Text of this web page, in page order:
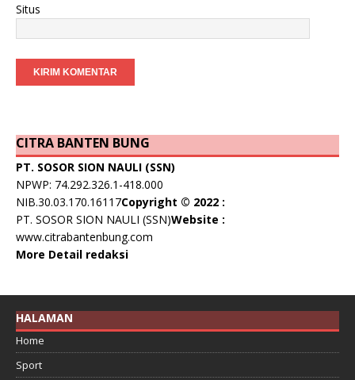
Situs
CITRA BANTEN BUNG
PT. SOSOR SION NAULI (SSN)
NPWP: 74.292.326.1-418.000
NIB.30.03.170.16117Copyright © 2022 :
PT. SOSOR SION NAULI (SSN)Website :
www.citrabantenbung.com
More Detail redaksi
HALAMAN
Home
Sport